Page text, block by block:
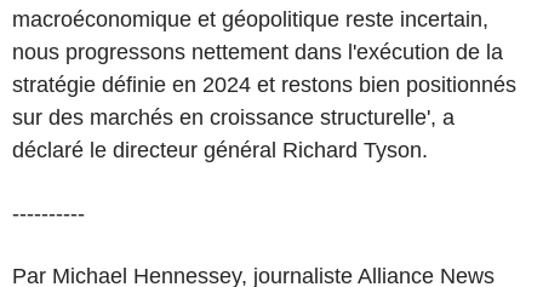
macroéconomique et géopolitique reste incertain,
nous progressons nettement dans l'exécution de la
stratégie définie en 2024 et restons bien positionnés
sur des marchés en croissance structurelle', a
déclaré le directeur général Richard Tyson.
----------
Par Michael Hennessey, journaliste Alliance News